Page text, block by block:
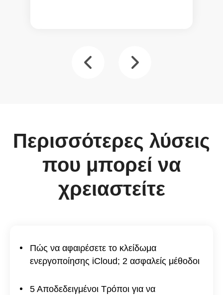
Περισσότερες λύσεις
που μπορεί να
χρειαστείτε
Πώς να αφαιρέσετε το κλείδωμα
ενεργοποίησης iCloud; 2 ασφαλείς μέθοδοι
5 Αποδεδειγμένοι Τρόποι για να